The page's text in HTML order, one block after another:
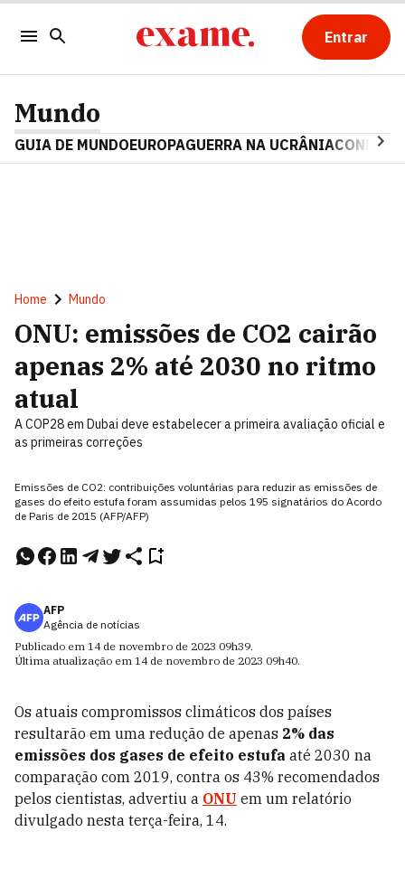
Entrar
Mundo
GUIA DE MUNDOEUROPAGUERRA NA UCRÂNIA
Home Mundo
ONU: emissões de CO2 cairão
apenas 2% até 2030 no ritmo
atual
A COP28 em Dubai deve estabelecer a primeira avaliação oficial e
as primeiras correções
Emissões de CO2: contribuições voluntárias para reduzir as emissões de
gases do efeito estufa foram assumidas pelos 195 signatários do Acordo
de Paris de 2015 (AFP/AFP)
AFP
Agência de notícias
Publicado em 14 de novembro de 2023 09h39.
Última atualização em 14 de novembro de 2023 09h40.
Os atuais compromissos climáticos dos países
resultarão em uma redução de apenas 2% das
emissões dos gases de efeito estufa até 2030 na
comparação com 2019, contra os 43% recomendados
pelos cientistas, advertiu a ONU em um relatório
divulgado nesta terça-feira, 14.